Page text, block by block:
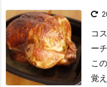
コ
ー
こ
覚